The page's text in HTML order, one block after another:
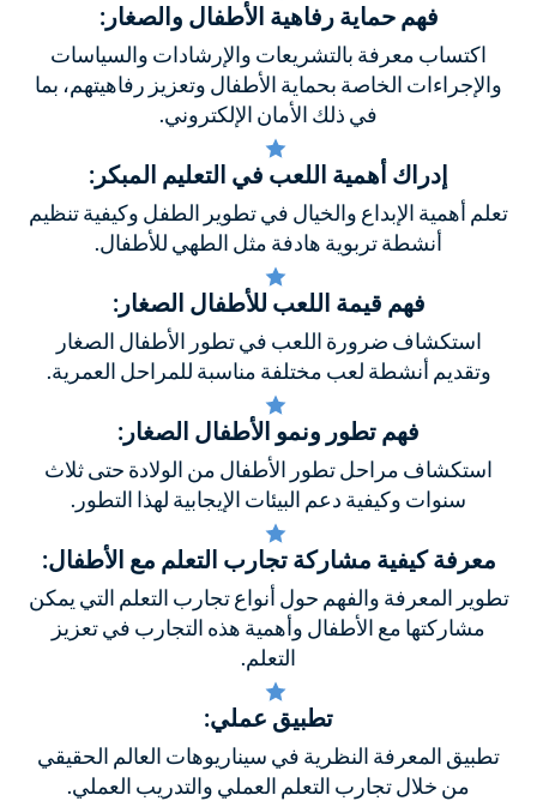
فهم حماية رفاهية الأطفال والصغار:
اكتساب معرفة بالتشريعات والإرشادات والسياسات
والإجراءات الخاصة بحماية الأطفال وتعزيز رفاهيتهم، بما
في ذلك الأمان الإلكتروني.
إدراك أهمية اللعب في التعليم المبكر:
تعلم أهمية الإبداع والخيال في تطوير الطفل وكيفية تنظيم
أنشطة تربوية هادفة مثل الطهي للأطفال.
فهم قيمة اللعب للأطفال الصغار:
استكشاف ضرورة اللعب في تطور الأطفال الصغار
وتقديم أنشطة لعب مختلفة مناسبة للمراحل العمرية.
فهم تطور ونمو الأطفال الصغار:
استكشاف مراحل تطور الأطفال من الولادة حتى ثلاث
سنوات وكيفية دعم البيئات الإيجابية لهذا التطور.
معرفة كيفية مشاركة تجارب التعلم مع الأطفال:
تطوير المعرفة والفهم حول أنواع تجارب التعلم التي يمكن
مشاركتها مع الأطفال وأهمية هذه التجارب في تعزيز
التعلم.
تطبيق عملي:
تطبيق المعرفة النظرية في سيناريوهات العالم الحقيقي
من خلال تجارب التعلم العملي والتدريب العملي.